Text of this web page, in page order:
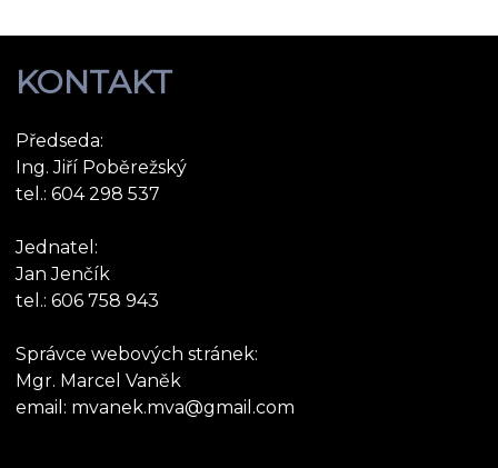
KONTAKT
Předseda:
Ing. Jiří Poběrežský
tel.: 604 298 537
Jednatel:
Jan Jenčík
tel.: 606 758 943
Správce webových stránek:
Mgr. Marcel Vaněk
email: mvanek.mva@gmail.com